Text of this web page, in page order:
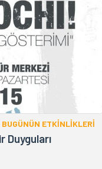
ETKİNLİKLERİ
Duyguları